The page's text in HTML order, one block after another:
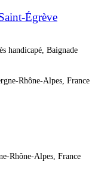
Égrève
handicapé, Baignade
Rhône-Alpes, France
Rhône-Alpes, France